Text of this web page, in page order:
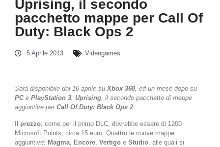
Uprising, il secondo
pacchetto mappe per Call Of
Duty: Black Ops 2
5 Aprile 2013 Videogames
Sarà disponibile dal 16 aprile suXbox 360, ed un mese dopo su
PCe PlayStation 3, Uprising, il secondo pacchetto di mappe
aggiuntive per Call Of Duty: Black Ops 2.
prezzo , come per il primo DLC, dovrebbe essere di 1200
Microsoft Points, circa 15 euro. Quattro le nuove mappe
aggiuntive: Magma Encore Vertigo e Studio , alle quali si